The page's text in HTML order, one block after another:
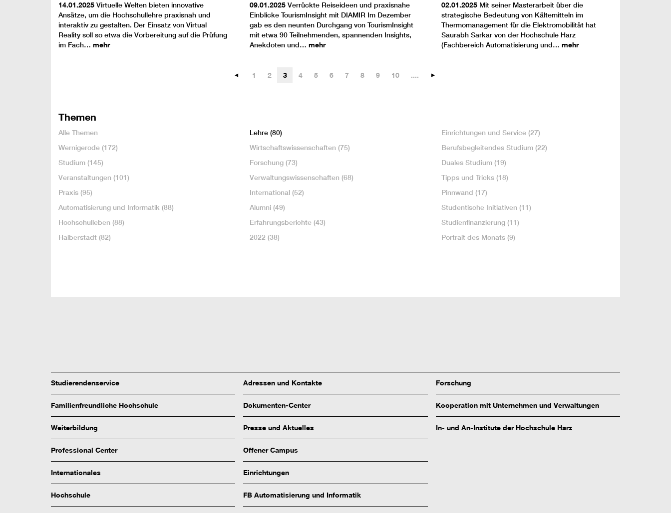
14.01.2025 Virtuelle Welten bieten innovative
Ansätze, um die Hochschullehre praxisnah und
interaktiv zu gestalten. Der Einsatz von Virtual
Reality soll so etwa die Vorbereitung auf die Prüfung
im Fach… mehr
09.01.2025Verrückte Reiseideen und praxisnahe
Einblicke TourismInsight mit DIAMIR Im Dezember
gab es den neunten Durchgang von TourismInsight
mit etwa 90 Teilnehmenden, spannenden Insights,
Anekdoten und…mehr
02.01.2025 Mit seiner Masterarbeit über die
strategische Bedeutung von Kältemitteln im
Thermomanagement für die Elektromobilität hat
Saurabh Sarkar von der Hochschule Harz
(Fachbereich Automatisierung und… mehr
1 2 3 4 5 6 7 8 9 10 ....
Themen
Alle Themen
Wernigerode (172)
Studium (145)
Veranstaltungen (101)
Praxis (95)
Automatisierung und Informatik (88)
Hochschulleben (88)
Halberstadt (82)
Lehre (80)
Wirtschaftswissenschaften (75)
Forschung (73)
Verwaltungswissenschaften (68)
International (52)
Alumni (49)
Erfahrungsberichte (43)
2022 (38)
Einrichtungen und Service (27)
Berufsbegleitendes Studium (22)
Duales Studium (19)
Tipps und Tricks (18)
Pinnwand (17)
Studentische Initiativen (11)
Studienfinanzierung (11)
Portrait des Monats (9)
Studierendenservice
Familienfreundliche Hochschule
Weiterbildung
Professional Center
Internationales
Hochschule
Adressen und Kontakte
Dokumenten-Center
Presse und Aktuelles
Offener Campus
Einrichtungen
FB Automatisierung und Informatik
Forschung
Kooperation mit Unternehmen und Verwaltungen
In- und An-Institute der Hochschule Harz